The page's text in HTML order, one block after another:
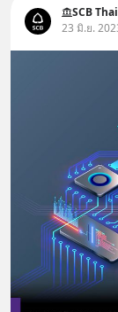
SCB
23 มิ.ย.